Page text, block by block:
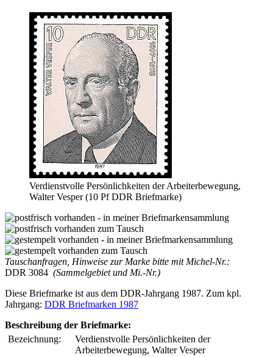
Verdienstvolle Persönlichkeiten der Arbeiterbewegung,
Walter Vesper (10 Pf DDR Briefmarke)
Tauschanfragen, Hinweise zur Marke bitte mit Michel-Nr.:
DDR 3084 (Sammelgebiet und Mi.-Nr.)
Diese Briefmarke ist aus dem DDR-Jahrgang 1987. Zum kpl.
Jahrgang: DDR Briefmarken 1987
Beschreibung der Briefmarke:
Bezeichnung:
Verdienstvolle Persönlichkeiten der
Arbeiterbewegung, Walter Vesper